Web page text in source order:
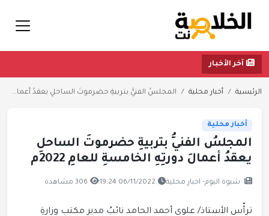
آخر الأخبار
الرئيسية أخبار محلية المجلسُ الفنيُّ بتربيةِ حضرموتَ الساحلِ يعقدُ أعما...
أخبار محلية
المجلسُ الفنيُّ بتربيةِ حضرموتَ الساحلِ
يعقدُ أعمالَ دورتِهِ الخامسةِ للعامِ 2022م
شبوة اليوم- اخبار محلية 06/11/2022 19:24 306 مشاهدة
ترأّس الأستاذ/ علوي أحمد الحامد نائبُ مديرِ مكتبِ وزارةِ